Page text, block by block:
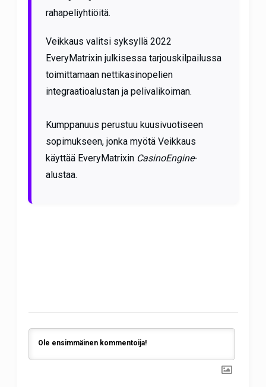
rahapeliyhtiöitä.
Veikkaus valitsi syksyllä 2022
EveryMatrixin julkisessa tarjouskilpailussa
toimittamaan nettikasinopelien
integraatioalustan ja pelivalikoiman.
Kumppanuus perustuu kuusivuotiseen
sopimukseen, jonka myötä Veikkaus
käyttää EveryMatrixin CasinoEngine-
alustaa.